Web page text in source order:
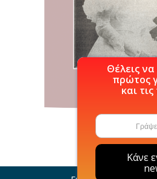
Θέλεις
πρώτος
και
Κάνε